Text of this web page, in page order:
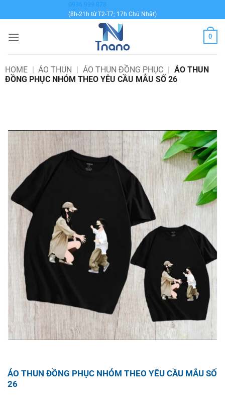
qua
dung
0936 999 878
(8h-21h từ T2-T7; 17h Chủ Nhật)
0
HOME | ÁO THUN | ÁO THUN ĐỒNG PHỤC | ÁO THUN
ĐỒNG PHỤC NHÓM THEO YÊU CẦU MẪU SỐ 26
ÁO THUN ĐỒNG PHỤC NHÓM THEO YÊU CẦU MẪU SỐ
26